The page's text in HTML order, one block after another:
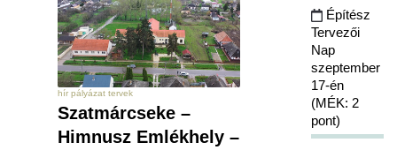
hír pályázat tervek
Szatmárcseke –
Himnusz Emlékhely –
Építész
Tervezői
Nap
szeptember
17-én
(MÉK: 2
pont)